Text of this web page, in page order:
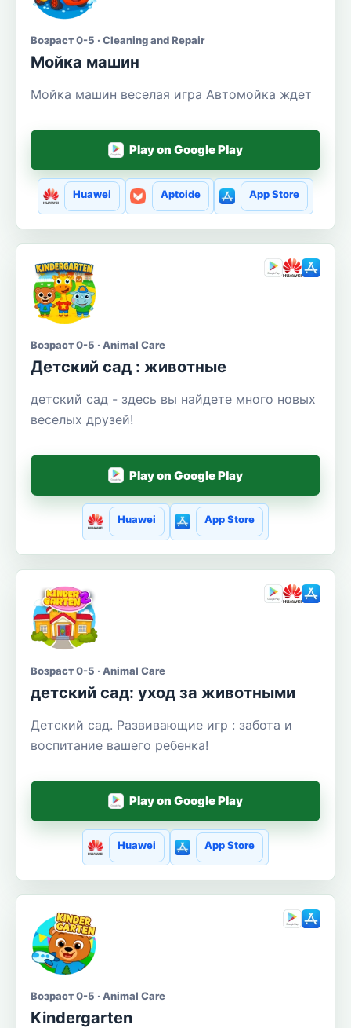
Возраст 0-5 · Cleaning and Repair
Мойка машин
Мойка машин веселая игра Автомойка ждет
Play on Google Play
Huawei Aptoide App Store
Возраст 0-5 · Animal Care
Детский сад : животные
детский сад - здесь вы найдете много новых
веселых друзей!
Play on Google Play
Huawei App Store
Возраст 0-5 · Animal Care
детский сад: уход за животными
Детский сад. Развивающие игр : забота и
воспитание вашего ребенка!
Play on Google Play
Huawei App Store
Возраст 0-5 · Animal Care
Kindergarten